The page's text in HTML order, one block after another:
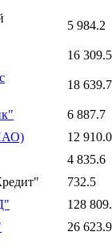
5 984.2
16 309.5
18 639.7
6 887.7
12 910.0
4 835.6
732.5
128
26 623.9